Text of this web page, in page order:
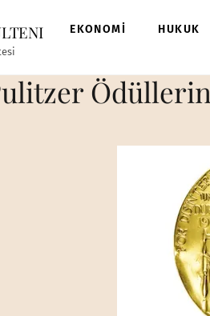
EKONOMİ HUKUK